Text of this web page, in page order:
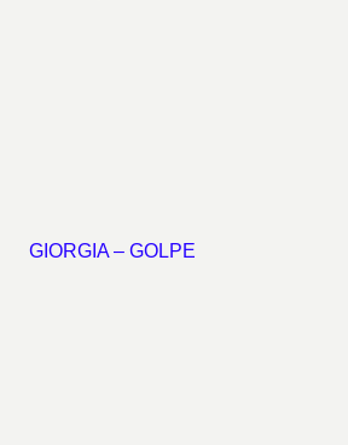
GIORGIA – GOLPE